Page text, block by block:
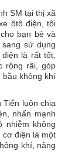
SM tại thị xã
ôtô điện, tôi
bạn bè và
sử dụng
là rất tốt,
rộng rãi, góp
bầu không khí
luôn chia
nhấn mạnh
nhiễm không
cơ điện là một
khí, nâng